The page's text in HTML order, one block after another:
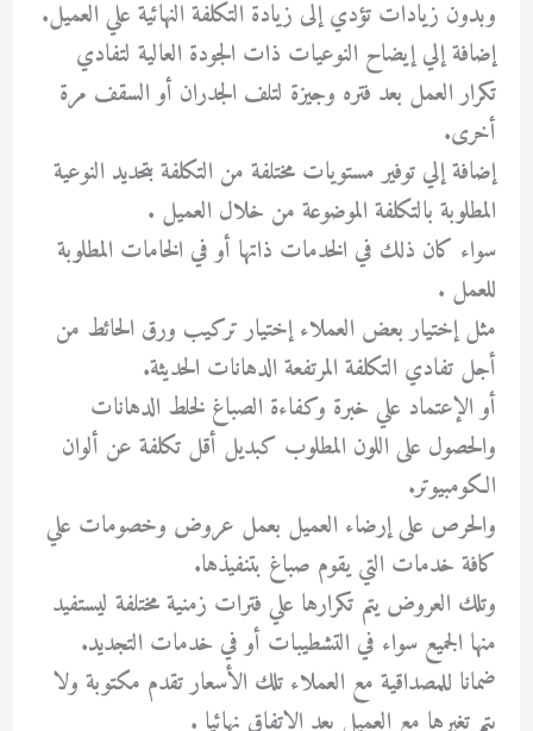
وبدون زيادات تؤدي إلى زيادة التكلفة النهائية علي العميل.
إضافة إلي إيضاح النوعيات ذات الجودة العالية لتفادي
تكرار العمل بعد فتره وجيزة لتلف الجدران أو السقف مرة
أخرى.
إضافة إلي توفير مستويات مختلفة من التكلفة بتحديد النوعية
المطلوبة بالتكلفة الموضوعة من خلال العميل .
سواء كان ذلك في الخدمات ذاتها أو في الخامات المطلوبة
للعمل .
مثل إختيار بعض العملاء إختيار تركيب ورق الحائط من
أجل تفادي التكلفة المرتفعة الدهانات الحديثة.
أو الإعتماد علي خبرة وكفاءة الصباغ لخلط الدهانات
والحصول على اللون المطلوب كبديل أقل تكلفة عن ألوان
الكومبيوتر.
والحرص على إرضاء العميل بعمل عروض وخصومات علي
كافة خدمات التي يقوم صباغ بتنفيذها.
وتلك العروض يتم تكرارها علي فترات زمنية مختلفة ليستفيد
منها الجميع سواء في التشطيبات أو في خدمات التجديد.
ضمانا للمصداقية مع العملاء تلك الأسعار تقدم مكتوبة ولا